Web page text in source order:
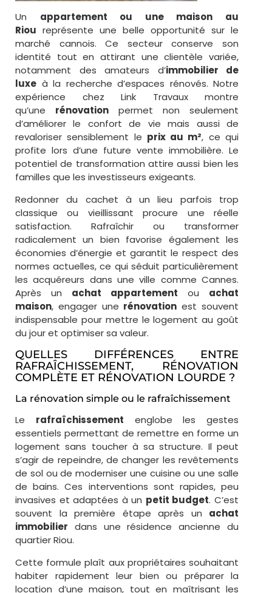
Un appartement ou une maison au
Riou représente une belle opportunité sur le
marché cannois. Ce secteur conserve son
identité tout en attirant une clientèle variée,
notamment des amateurs d’immobilier de
luxe à la recherche d’espaces rénovés. Notre
expérience chez Link Travaux montre
qu’une rénovation permet non seulement
d’améliorer le confort de vie mais aussi de
revaloriser sensiblement le prix au m², ce qui
profite lors d’une future vente immobilière. Le
potentiel de transformation attire aussi bien les
familles que les investisseurs exigeants.
Redonner du cachet à un lieu parfois trop
classique ou vieillissant procure une réelle
satisfaction. Rafraîchir ou transformer
radicalement un bien favorise également les
économies d’énergie et garantit le respect des
normes actuelles, ce qui séduit particulièrement
les acquéreurs dans une ville comme Cannes.
Après un achat appartement ou achat
maison, engager une rénovation est souvent
indispensable pour mettre le logement au goût
du jour et optimiser sa valeur.
QUELLES DIFFÉRENCES ENTRE
RAFRAÎCHISSEMENT, RÉNOVATION
COMPLÈTE ET RÉNOVATION LOURDE ?
La rénovation simple ou le rafraîchissement
Le rafraîchissement englobe les gestes
essentiels permettant de remettre en forme un
logement sans toucher à sa structure. Il peut
s’agir de repeindre, de changer les revêtements
de sol ou de moderniser une cuisine ou une salle
de bains. Ces interventions sont rapides, peu
invasives et adaptées à un petit budget. C’est
souvent la première étape après un achat
immobilier dans une résidence ancienne du
quartier Riou.
Cette formule plaît aux propriétaires souhaitant
habiter rapidement leur bien ou préparer la
location d’une maison, tout en maîtrisant les